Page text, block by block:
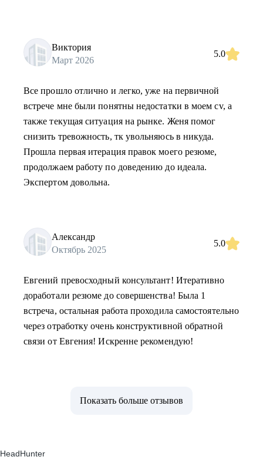
Виктория
Март 2026
5.0
Все прошло отлично и легко, уже на первичной
встрече мне были понятны недостатки в моем cv, а
также текущая ситуация на рынке. Женя помог
снизить тревожность, тк увольняюсь в никуда.
Прошла первая итерация правок моего резюме,
продолжаем работу по доведению до идеала.
Экспертом довольна.
Александр
Октябрь 2025
5.0
Евгений превосходный консультант! Итеративно
доработали резюме до совершенства! Была 1
встреча, остальная работа проходила самостоятельно
через отработку очень конструктивной обратной
связи от Евгения! Искренне рекомендую!
Показать больше отзывов
HeadHunter